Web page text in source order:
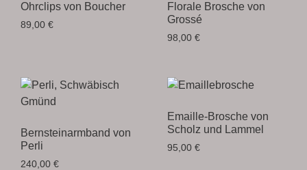
Ohrclips von Boucher
89,00 €
Florale Brosche von
Grossé
98,00 €
Bernsteinarmband von
Perli
240,00 €
Emaille-Brosche von
Scholz und Lammel
95,00 €